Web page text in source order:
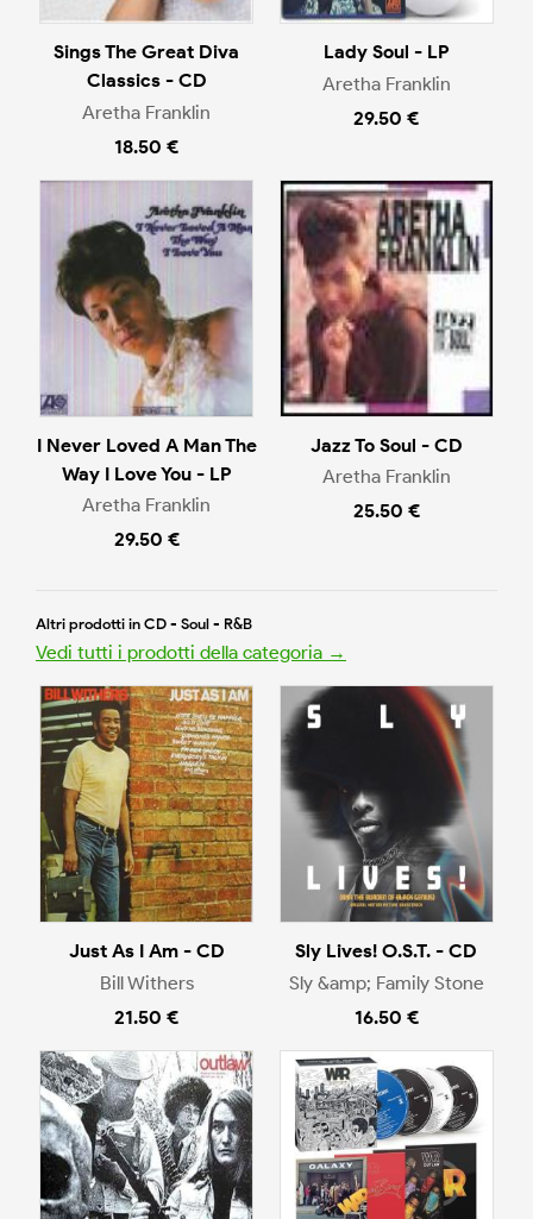
Sings The Great Diva
Classics - CD
Aretha Franklin
18.50 €
Lady Soul - LP
Aretha Franklin
29.50 €
I Never Loved A Man The
Way I Love You - LP
Aretha Franklin
29.50 €
Jazz To Soul - CD
Aretha Franklin
25.50 €
Altri prodotti in CD - Soul - R&B
Vedi tutti i prodotti della categoria →
Just As I Am - CD
Bill Withers
21.50 €
Sly Lives! O.S.T. - CD
Sly &amp; Family Stone
16.50 €